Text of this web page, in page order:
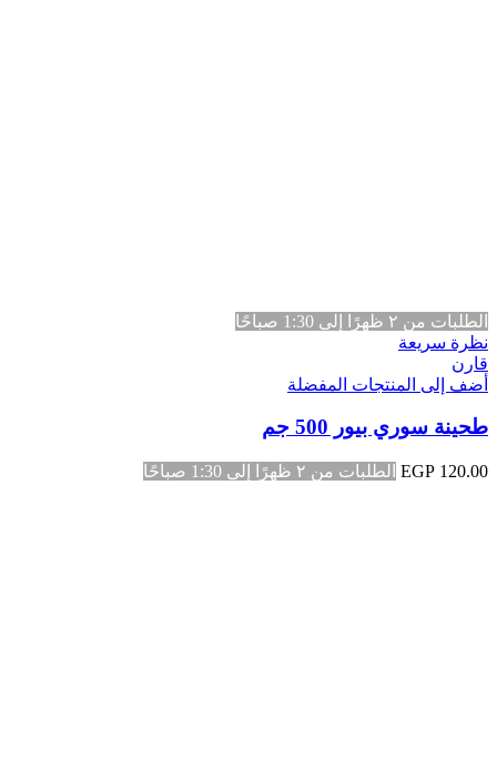
الطلبات من ٢ ظهرًا إلى 1:30 صباحًا
نظرة سريعة
قارن
أضف إلى المنتجات المفضلة
طحينة سوري بيور 500 جم
EGP 120.00 الطلبات من ٢ ظهرًا إلى 1:30 صباحًا